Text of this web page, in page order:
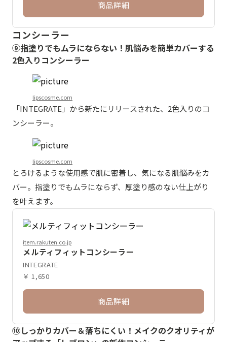
商品詳細
コンシーラー
⑨指塗りでもムラにならない！肌悩みを簡単カバーする
2色入りコンシーラー
lipscosme.com
「INTEGRATE」から新たにリリースされた、2色入りのコ
ンシーラー。
lipscosme.com
とろけるような使用感で肌に密着し、気になる肌悩みをカ
バー。指塗りでもムラにならず、厚塗り感のない仕上がり
を叶えます。
item.rakuten.co.jp
メルティフィットコンシーラー
INTEGRATE
￥ 1,650
商品詳細
⑩しっかりカバー＆落ちにくい！メイクのクオリティが